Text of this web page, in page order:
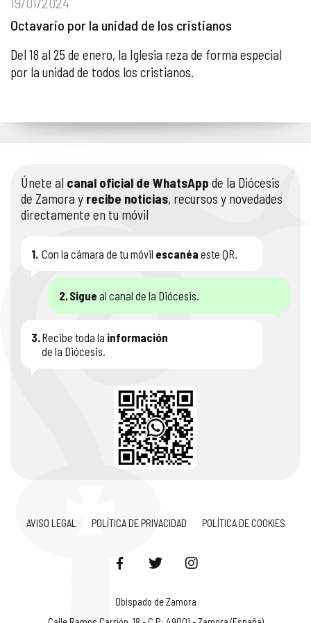
Octavario por la unidad de los cristianos
Del 18 al 25 de enero, la Iglesia reza de forma especial
por la unidad de todos los cristianos.
Únete al canal oficial de WhatsApp de la Diócesis
de Zamora y recibe noticias, recursos y novedades
directamente en tu móvil
1. Con la cámara de tu móvil escanéa este QR.
2.Sigue al canal de la Diócesis.
3.Recibe toda la información
de la Diócesis.
AVISO LEGAL POLÍTICA DE PRIVACIDAD POLÍTICA DE COOKIES
Obispado de Zamora